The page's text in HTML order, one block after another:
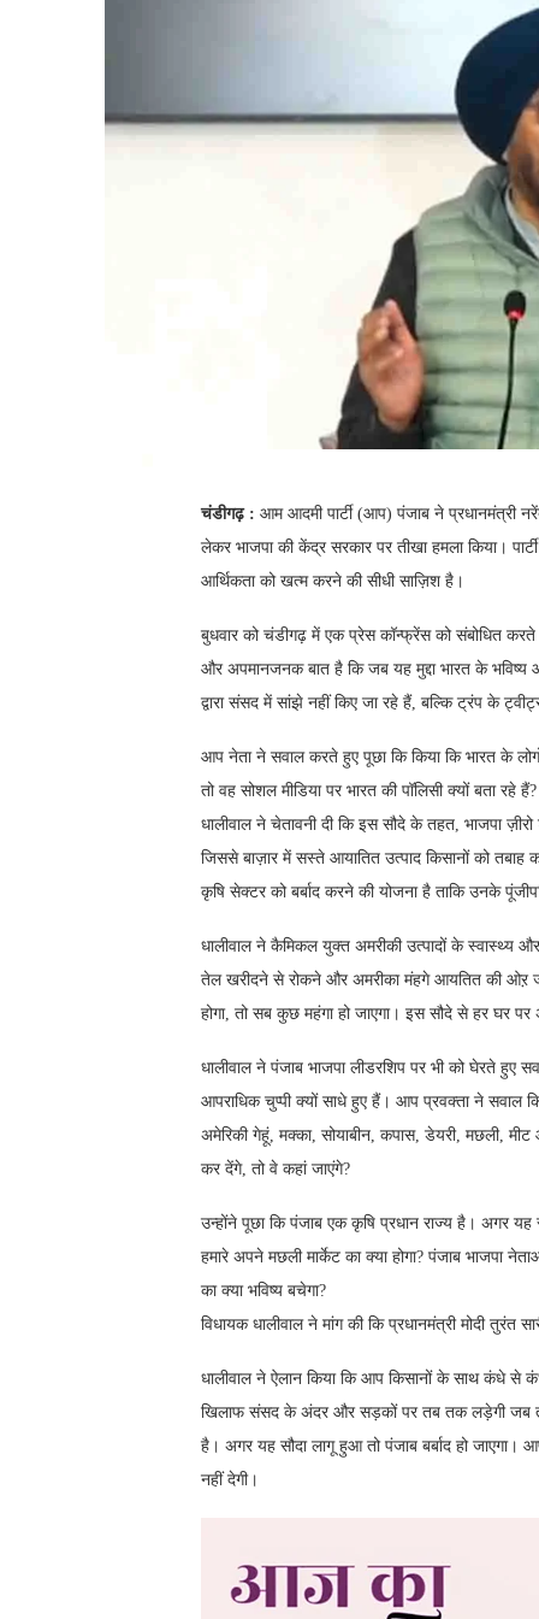
चंडीगढ़ : आम आदमी पार्टी (आप) पंजाब ने प्रधानमंत्री
लेकर भाजपा की केंद्र सरकार पर तीखा हमला किया।
आर्थिकता को खत्म करने की सीधी साज़िश है।
बुधवार को चंडीगढ़ में एक प्रेस कॉन्फ्रेंस को संबोधित
और अपमानजनक बात है कि जब यह मुद्दा भारत के भविष्य
द्वारा संसद में सांझे नहीं किए जा रहे हैं, बल्कि ट्रंप के
आप नेता ने सवाल करते हुए पूछा कि किया कि भारत के
तो वह सोशल मीडिया पर भारत की पॉलिसी क्यों बता
धालीवाल ने चेतावनी दी कि इस सौदे के तहत, भाजपा
जिससे बाज़ार में सस्ते आयातित उत्पाद किसानों को तबाह
कृषि सेक्टर को बर्बाद करने की योजना है ताकि उनके
धालीवाल ने कैमिकल युक्त अमरीकी उत्पादों के स्वास्थ्य
तेल खरीदने से रोकने और अमरीका मंहगे आयतित की ओऱ
होगा, तो सब कुछ महंगा हो जाएगा। इस सौदे से हर घर
धालीवाल ने पंजाब भाजपा लीडरशिप पर भी को घेरते हुए
आपराधिक चुप्पी क्यों साधे हुए हैं। आप प्रवक्ता ने सवाल
अमेरिकी गेहूं, मक्का, सोयाबीन, कपास, डेयरी, मछली,
कर देंगे, तो वे कहां जाएंगे?
उन्होंने पूछा कि पंजाब एक कृषि प्रधान राज्य है। अगर यह
हमारे अपने मछली मार्केट का क्या होगा? पंजाब भाजपा
का क्या भविष्य बचेगा?
विधायक धालीवाल ने मांग की कि प्रधानमंत्री मोदी
धालीवाल ने ऐलान किया कि आप किसानों के साथ कंधे से
खिलाफ संसद के अंदर और सड़कों पर तब तक लड़ेगी जब तक
है। अगर यह सौदा लागू हुआ तो पंजाब बर्बाद हो जाएगा।
नहीं देगी।